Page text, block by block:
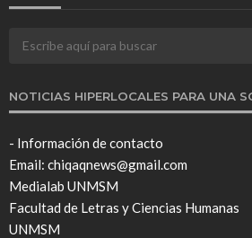
NOTICIAS HIPERLOCALES PARA UNA
- Información de contacto
Email: chiqaqnews@gmail.com
Medialab UNMSM
Facultad de Letras y Ciencias Humanas
UNMSM